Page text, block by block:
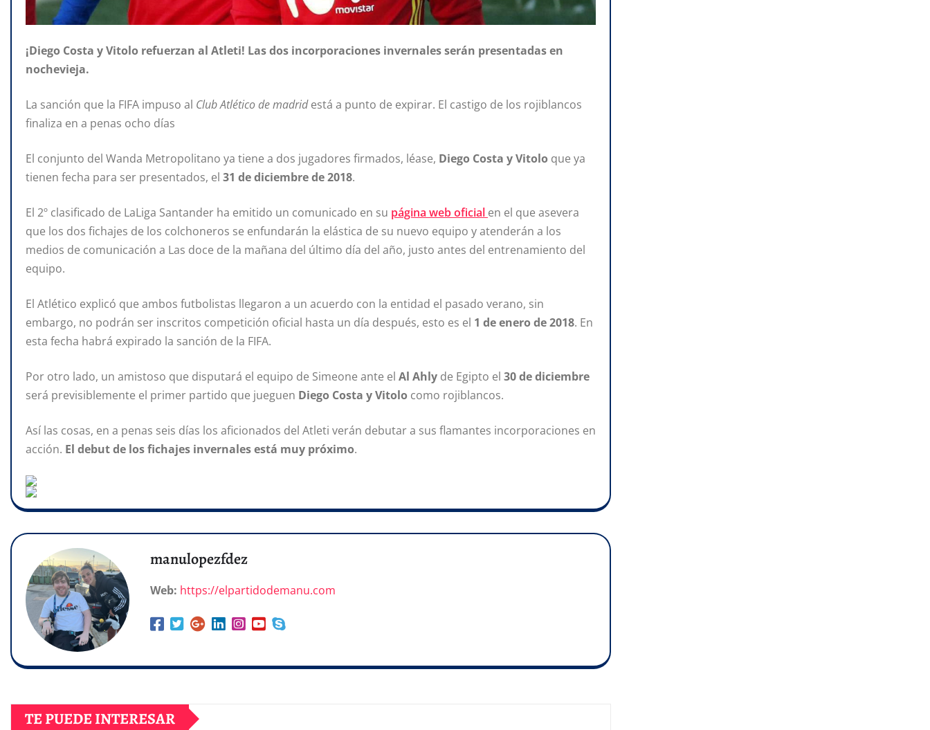
¡Diego Costa y Vitolo refuerzan al Atleti! Las dos incorporaciones invernales serán presentadas en
nochevieja.
La sanción que la FIFA impuso al Club Atlético de madridestá a punto de expirar. El castigo de los rojiblancos
finaliza en a penas ocho días
El conjunto del Wanda Metropolitano ya tiene a dos jugadores firmados, léase, Diego Costa y Vitolo que ya
tienen fecha para ser presentados, el 31 de diciembre de 2018.
El 2º clasificado de LaLiga Santander ha emitido un comunicado en su página web oficial en el que asevera
que los dos fichajes de los colchoneros se enfundarán la elástica de su nuevo equipo y atenderán a los
medios de comunicación a Las doce de la mañana del último día del año, justo antes del entrenamiento del
equipo.
El Atlético explicó que ambos futbolistas llegaron a un acuerdo con la entidad el pasado verano, sin
embargo, no podrán ser inscritos competición oficial hasta un día después, esto es el 1 de enero de 2018. En
esta fecha habrá expirado la sanción de la FIFA.
Por otro lado, un amistoso que disputará el equipo de Simeone ante el Al Ahly de Egipto el 30 de diciembre
será previsiblemente el primer partido que jueguen Diego Costa y Vitolo como rojiblancos.
Así las cosas, en a penas seis días los aficionados del Atleti verán debutar a sus flamantes incorporaciones en
acción. El debut de los fichajes invernales está muy próximo.
manulopezfdez
Web: https://elpartidodemanu.com
TE PUEDE INTERESAR